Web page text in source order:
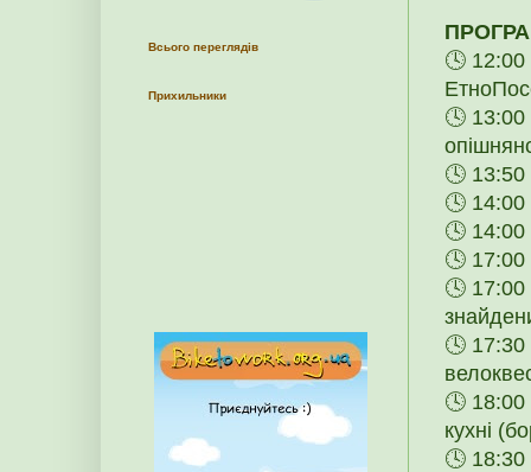
🕓 12:00
🕓 13:00
🕓 13:50
🕓
🕓 14:00
🕓 17:00
🕓 17:00
🕓 17:30
🕓 18:00
кухні
🕓 18:30
Всього переглядів
Прихильники